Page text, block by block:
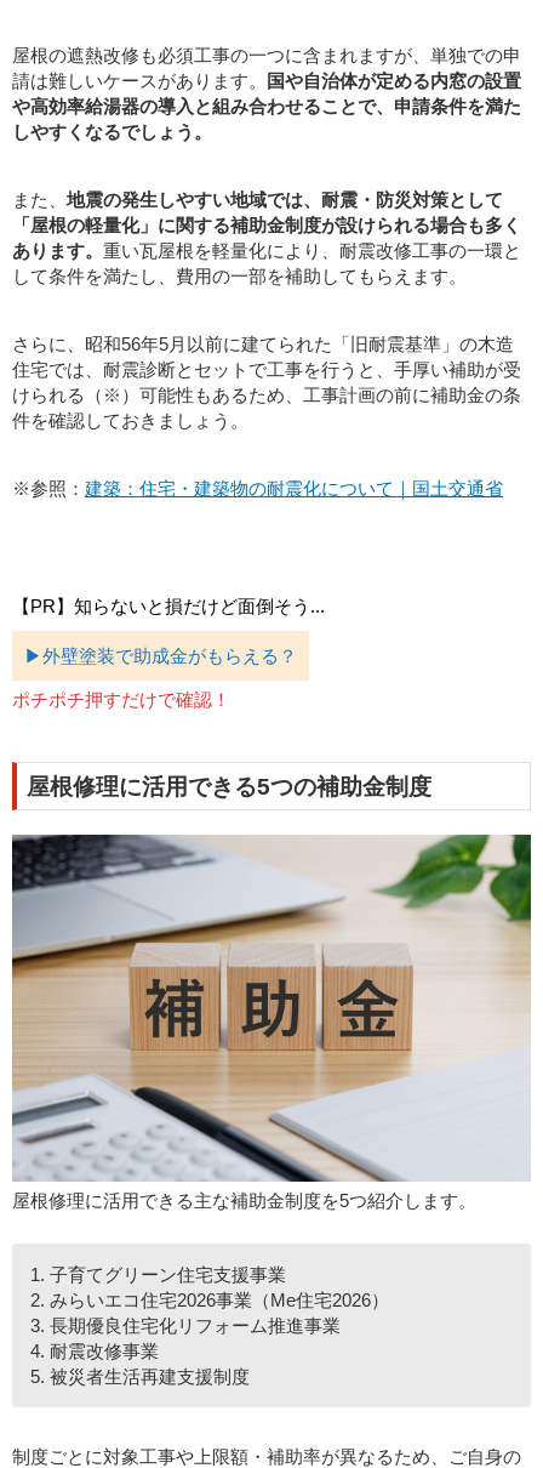
屋根の遮熱改修も必須工事の一つに含まれますが、単独での申
請は難しいケースがあります。
国や自治体が定める内窓の設置
や高効率給湯器の導入と組み合わせることで、申請条件を満た
しやすくなるでしょう。
また、 地震の発生しやすい地域では、耐震・防災対策として
「屋根の軽量化」に関する補助金制度が設けられる場合も多く
あります。 重い瓦屋根を軽量化により、耐震改修工事の一環と
して条件を満たし、費用の一部を補助してもらえます。
さらに、昭和56年5月以前に建てられた「旧耐震基準」の木造
住宅では、耐震診断とセットで工事を行うと、手厚い補助が受
けられる（※）可能性もあるため、工事計画の前に補助金の条
件を確認しておきましょう。
※参照： 建築：住宅・建築物の耐震化について｜国土交通省
【PR】知らないと損だけど面倒そう...
▶外壁塗装で助成金がもらえる？
ポチポチ押すだけで確認！
屋根修理に活用できる5つの補助金制度
屋根修理に活用できる主な補助金制度を5つ紹介します。
1. 子育てグリーン住宅支援事業
2. みらいエコ住宅2026事業（Me住宅2026）
3. 長期優良住宅化リフォーム推進事業
4. 耐震改修事業
5. 被災者生活再建支援制度
制度ごとに対象工事や上限額・補助率が異なるため、ご自身の